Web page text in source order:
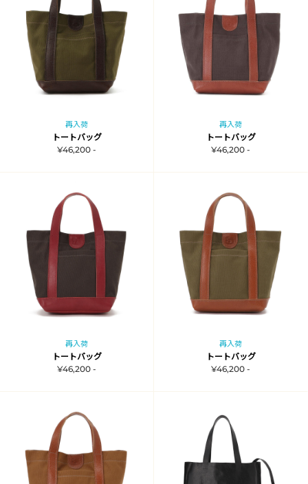
再入荷
トートバッグ
¥46,200 -
再入荷
トートバッグ
¥46,200 -
再入荷
トートバッグ
¥46,200 -
再入荷
トートバッグ
¥46,200 -